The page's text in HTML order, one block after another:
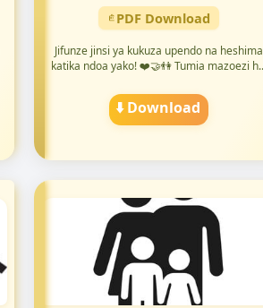
PDF Download
Jifunze jinsi ya kukuza upendo na heshima
katika ndoa yako! ❤️🤝👫 Tumia mazoezi
⬇️ Download